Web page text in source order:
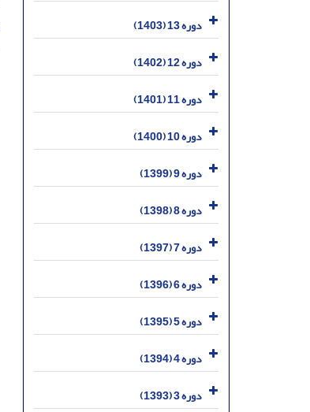
دوره 13 (1403)
دوره 12 (1402)
دوره 11 (1401)
دوره 10 (1400)
دوره 9 (1399)
دوره 8 (1398)
دوره 7 (1397)
دوره 6 (1396)
دوره 5 (1395)
دوره 4 (1394)
دوره 3 (1393)